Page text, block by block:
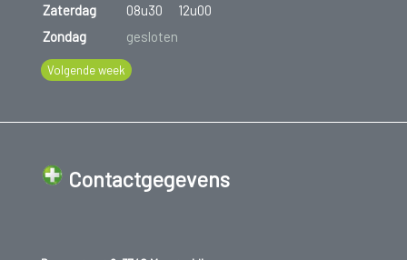
Zaterdag
08u30
12u00
Zondag
gesloten
Volgende week
Contactgegevens